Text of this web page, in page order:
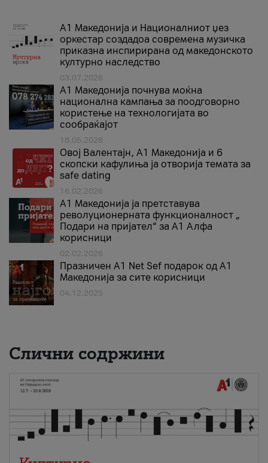
А1 Македонија и Националниот џез
оркестар создадоа современа музичка
приказна инспирирана од македонското
културно наследство
03.07.2026
A1 Македонија почнува моќна
национална кампања за поодговорно
користење на технологијата во
сообраќајот
18.05.2026
Овој Валентајн, A1 Македонија и 6
скопски кафулиња ја отворија темата за
safe dating
16.02.2026
А1 Македонија ја претставува
револуционерната функционалност „
Подари на пријател“ за А1 Алфа
корисници
02.02.2026
Празничен A1 Net Sеf подарок од А1
Македонија за сите корисници
04.12.2025
Слични содржини